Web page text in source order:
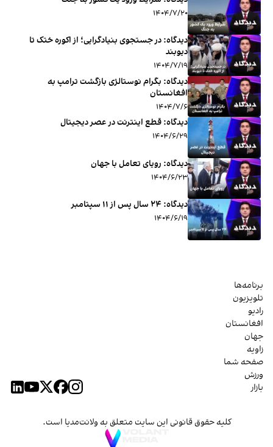
۱۴۰۴/۷/۲۰
دیدگاه: در جستجوی بنیادگرایی؛ از اکوره ختک تا
دیوبند
۱۴۰۴/۷/۱۹
دیدگاه: بگرام نوستالژی بازگشت ترامپ به
افغانستان
۱۴۰۴/۷/۶
دیدگاه: قطع اینترنت در عصر دیجیتال
۱۴۰۴/۶/۲۹
ديدگاه: رویای تعامل با جهان
۱۴۰۴/۶/۲۳
دیدگاه: ۲۴ سال پس از ۱۱ سپتامبر
۱۴۰۴/۶/۱۹
برنامه‌ها
تلویزیون
رادیو
افغانستان
جهان
زاویه
صفحه شما
ورزش
بازار
کلیه حقوق قانونی این سایت متعلق به ولانت‌مدیا است.